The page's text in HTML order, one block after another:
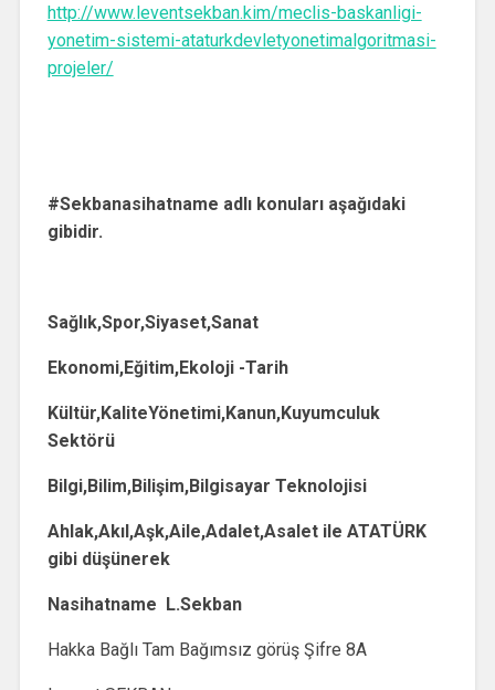
http://www.leventsekban.kim/meclis-baskanligi-
yonetim-sistemi-ataturkdevletyonetimalgoritmasi-
projeler/
#Sekbanasihatname adlı konuları aşağıdaki
gibidir.
Sağlık,Spor,Siyaset,Sanat
Ekonomi,Eğitim,Ekoloji -Tarih
Kültür,KaliteYönetimi,Kanun,Kuyumculuk
Sektörü
Bilgi,Bilim,Bilişim,Bilgisayar Teknolojisi
Ahlak,Akıl,Aşk,Aile,Adalet,Asalet ile ATATÜRK
gibi düşünerek
Nasihatname L.Sekban
Hakka Bağlı Tam Bağımsız görüş Şifre 8A